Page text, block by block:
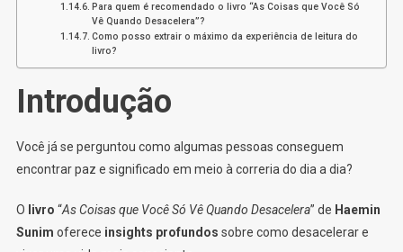
Para quem é recomendado o livro “As Coisas que Você Só
Vê Quando Desacelera”?
Como posso extrair o máximo da experiência de leitura do
livro?
Introdução
Você já se perguntou como algumas pessoas conseguem
encontrar paz e significado em meio à correria do dia a dia?
O livro “As Coisas que Você Só Vê Quando Desacelera” de Haemin
Sunim oferece insights profundos sobre como desacelerar e